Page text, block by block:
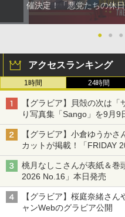
催決定！「悪党たちの休
● ● ●
アクセスランキング
1時間 24時間
【グラビア】貝殻の次は
り写真集「Sango」を9月9
【グラビア】小倉ゆうか
カットが掲載！「FRIDAY
桃月なしこさんが表紙＆巻
2026 No.16」本日発売
【グラビア】桜庭奈緒さ
ャンWebのグラビア公開